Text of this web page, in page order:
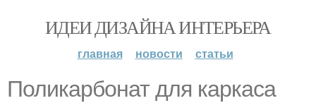
ИДЕИ ДИЗАЙНА ИНТЕРЬЕРА
главная новости статьи
Поликарбонат для каркаса